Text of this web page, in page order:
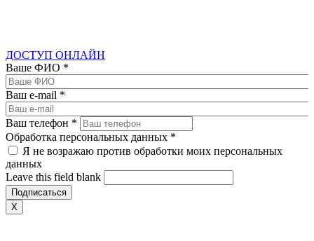
ДОСТУП ОНЛАЙН
Ваше ФИО *
Ваш e-mail *
Ваш телефон *
Обработка персональных данных *
Я не возражаю против обработки моих персональных
данных
Leave this field blank
X